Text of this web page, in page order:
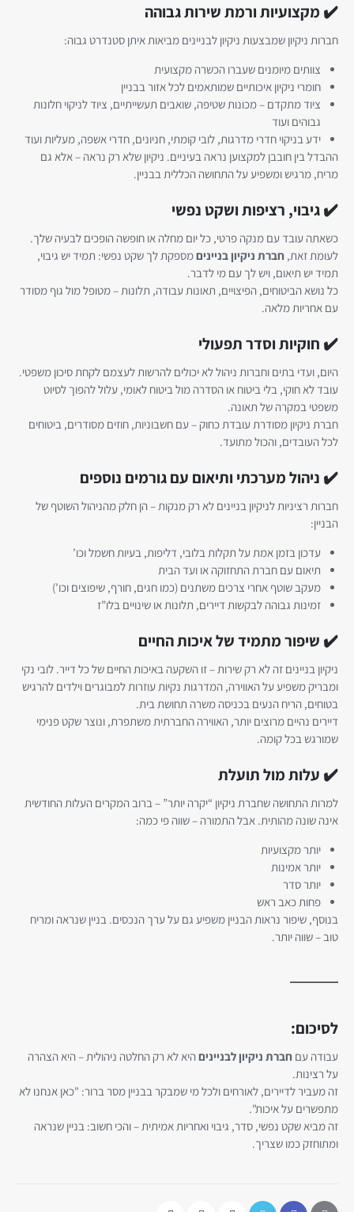
✔️ מקצועיות ורמת שירות גבוהה
חברות ניקיון שמבצעות ניקיון לבניינים מביאות איתן סטנדרט גבוה:
צוותים מיומנים שעברו הכשרה מקצועית
חומרי ניקיון איכותיים שמותאמים לכל אזור בבניין
ציוד מתקדם – מכונות שטיפה, שואבים תעשייתיים, ציוד לניקוי חלונות
גבוהים ועוד
ידע בניקוי חדרי מדרגות, לובי קומתי, חניונים, חדרי אשפה, מעליות ועוד
ההבדל בין חובבן למקצוען נראה בעיניים. ניקיון שלא רק נראה – אלא גם
מריח, מרגיש ומשפיע על התחושה הכללית בבניין.
✔️ גיבוי, רציפות ושקט נפשי
כשאתה עובד עם מנקה פרטי, כל יום מחלה או חופשה הופכים לבעיה שלך.
לעומת זאת,חברת ניקיון בנייניםמספקת לך שקט נפשי: תמיד יש גיבוי,
תמיד יש תיאום, ויש לך עם מי לדבר.
כל נושא הביטוחים, הפיצויים, תאונות עבודה, תלונות – מטופל מול גוף מסודר
עם אחריות מלאה.
✔️ חוקיות וסדר תפעולי
היום, ועדי בתים וחברות ניהול לא יכולים להרשות לעצמם לקחת סיכון משפטי.
עובד לא חוקי, בלי ביטוח או הסדרה מול ביטוח לאומי, עלול להפוך לסיוט
משפטי במקרה של תאונה.
חברת ניקיון מסודרת עובדת כחוק – עם חשבוניות, חוזים מסודרים, ביטוחים
לכל העובדים, והכול מתועד.
✔️ ניהול מערכתי ותיאום עם גורמים נוספים
חברות רציניות לניקיון בניינים לא רק מנקות – הן חלק מהניהול השוטף של
הבניין:
עדכון בזמן אמת על תקלות בלובי, דליפות, בעיות חשמל וכו’
תיאום עם חברת התחזוקה או ועד הבית
מעקב שוטף אחרי צרכים משתנים (כמו חגים, חורף, שיפוצים וכו’)
זמינות גבוהה לבקשות דיירים, תלונות או שינויים בלו”ז
✔️ שיפור מתמיד של איכות החיים
ניקיון בניינים זה לא רק שירות – זו השקעה באיכות החיים של כל דייר. לובי נקי
ומבריק משפיע על האווירה, המדרגות נקיות עוזרות למבוגרים וילדים להרגיש
בטוחים, הריח הנעים בכניסה משרה תחושת בית.
דיירים נהיים מרוצים יותר, האווירה החברתית משתפרת, ונוצר שקט פנימי
שמורגש בכל קומה.
✔️ עלות מול תועלת
למרות התחושה שחברת ניקיון “יקרה יותר” – ברוב המקרים העלות החודשית
אינה שונה מהותית. אבל התמורה – שווה פי כמה:
יותר מקצועיות
יותר אמינות
יותר סדר
פחות כאב ראש
בנוסף, שיפור נראות הבניין משפיע גם על ערך הנכסים. בניין שנראה ומריח
טוב – שווה יותר.
לסיכום:
עבודה עם חברת ניקיון לבנייניםהיא לא רק החלטה ניהולית – היא הצהרה
על רצינות.
זה מעביר לדיירים, לאורחים ולכל מי שמבקר בבניין מסר ברור: "כאן אנחנו לא
מתפשרים על איכות".
זה מביא שקט נפשי, סדר, גיבוי ואחריות אמיתית – והכי חשוב: בניין שנראה
ומתוחזק כמו שצריך.